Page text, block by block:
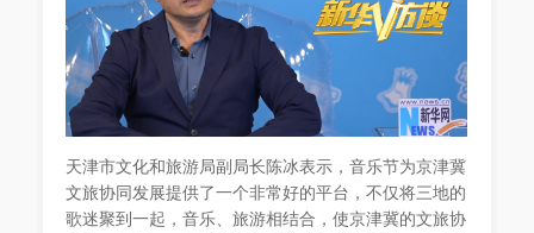
天津市文化和旅游局副局长陈冰表示，音乐节为京津冀
文旅协同发展提供了一个非常好的平台，不仅将三地的
歌迷聚到一起，音乐、旅游相结合，使京津冀的文旅协